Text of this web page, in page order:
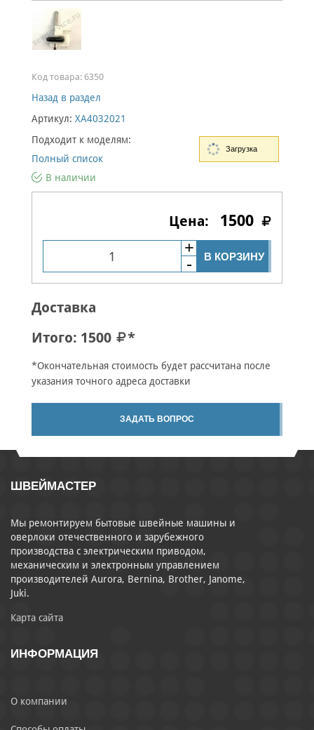
Код товара: 6350
Назад в раздел
Артикул: XA4032021
Подходит к моделям:
Полный список
В наличии
1500
В КОРЗИНУ
Доставка
Итого: 1500 *
*Окончательная стоимость будет рассчитана после
указания точного адреса доставки
ЗАДАТЬ ВОПРОС
ШВЕЙМАСТЕР
Мы ремонтируем бытовые швейные машины и
оверлоки отечественного и зарубежного
производства с электрическим приводом,
механическим и электронным управлением
производителей Aurora, Bernina, Brother, Janome,
Juki.
Карта сайта
ИНФОРМАЦИЯ
О компании
Загрузка